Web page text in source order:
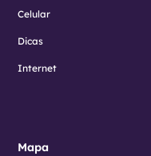
Celular
Dicas
Internet
Mapa